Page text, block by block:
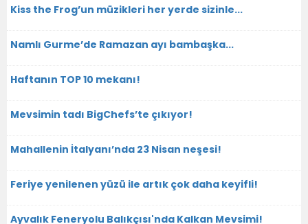
Kiss the Frog’un müzikleri her yerde sizinle...
Namlı Gurme’de Ramazan ayı bambaşka...
Haftanın TOP 10 mekanı!
Mevsimin tadı BigChefs’te çıkıyor!
Mahallenin İtalyanı’nda 23 Nisan neşesi!
Feriye yenilenen yüzü ile artık çok daha keyifli!
Ayvalık Feneryolu Balıkçısı'nda Kalkan Mevsimi!